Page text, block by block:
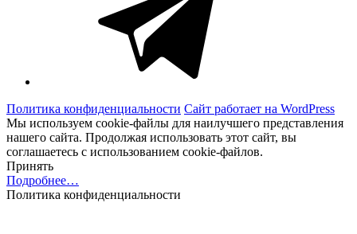
Политика конфиденциальности Сайт работает на WordPress
Мы используем cookie-файлы для наилучшего представления
нашего сайта. Продолжая использовать этот сайт, вы
соглашаетесь с использованием cookie-файлов.
Принять
Подробнее…
Политика конфиденциальности